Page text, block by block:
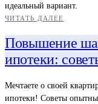
идеальный вариант.
ЧИТАТЬ ДАЛЕЕ
Повышение
ипотеки:
Мечтаете о своей
ипотеки! Советы